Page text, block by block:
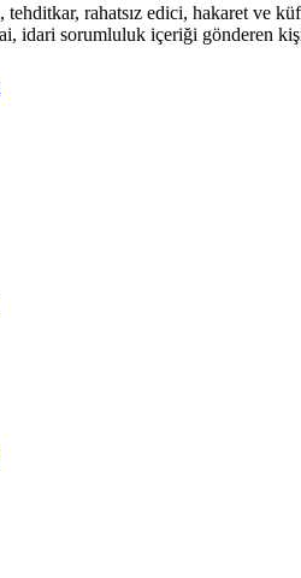
tehditkar, rahatsız edici, hakaret ve
idari sorumluluk içeriği gönderen